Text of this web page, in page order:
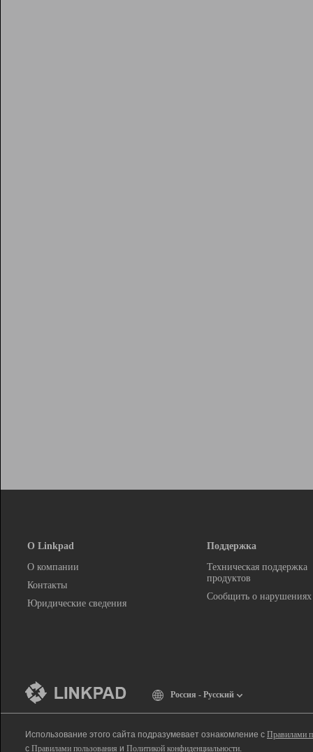
О Linkpad
О компании
Контакты
Юридические сведения
Поддержка
Техническая поддержка
продуктов
Сообщить о нарушениях
Россия - Русский
Использование этого сайта подразумевает ознакомление с Правилами
с Правилами пользования и Политикой конфиденциальности.